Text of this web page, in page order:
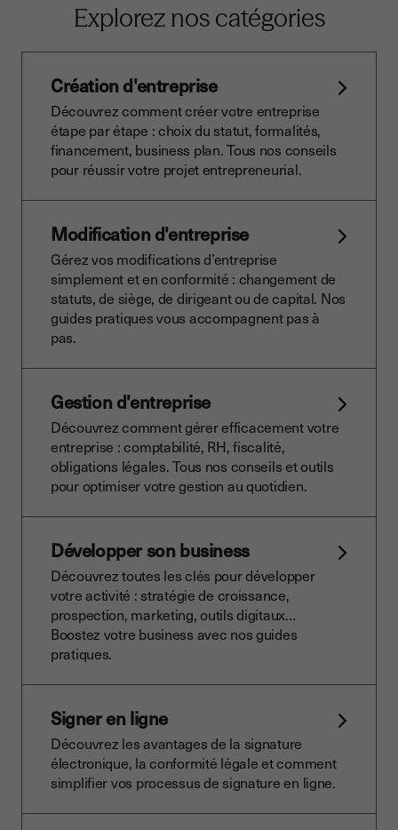
Explorez nos catégories
Création d'entreprise
Découvrez comment créer votre entreprise
étape par étape : choix du statut, formalités,
financement, business plan. Tous nos conseils
pour réussir votre projet entrepreneurial.
Modification d'entreprise
Gérez vos modifications d’entreprise
simplement et en conformité : changement de
statuts, de siège, de dirigeant ou de capital. Nos
guides pratiques vous accompagnent pas à
pas.
Gestion d'entreprise
Découvrez comment gérer efficacement votre
entreprise : comptabilité, RH, fiscalité,
obligations légales. Tous nos conseils et outils
pour optimiser votre gestion au quotidien.
Développer son business
Découvrez toutes les clés pour développer
votre activité : stratégie de croissance,
prospection, marketing, outils digitaux…
Boostez votre business avec nos guides
pratiques.
Signer en ligne
Découvrez les avantages de la signature
électronique, la conformité légale et comment
simplifier vos processus de signature en ligne.